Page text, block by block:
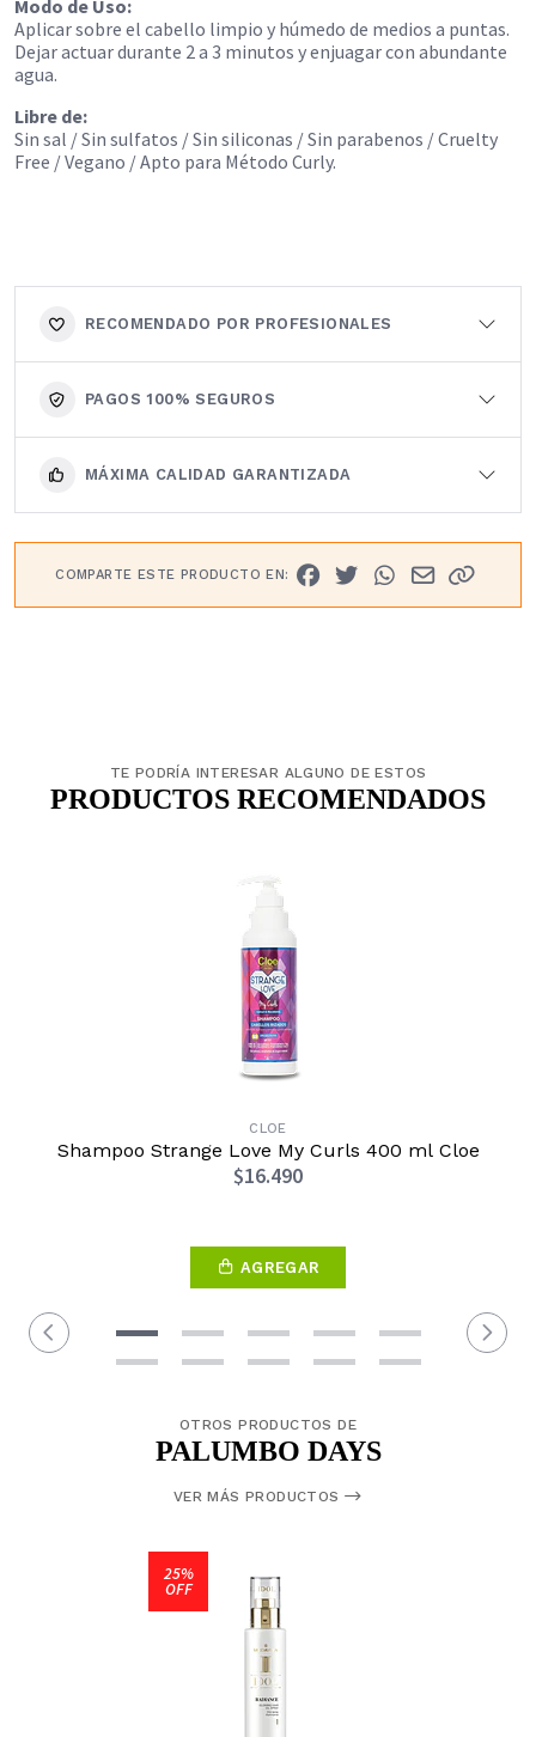
Modo de Uso:
Aplicar sobre el cabello limpio y húmedo de medios a puntas.
Dejar actuar durante 2 a 3 minutos y enjuagar con abundante
agua.
Libre de:
Sin sal / Sin sulfatos / Sin siliconas / Sin parabenos / Cruelty
Free / Vegano / Apto para Método Curly.
RECOMENDADO POR PROFESIONALES
PAGOS 100% SEGUROS
MÁXIMA CALIDAD GARANTIZADA
COMPARTE ESTE PRODUCTO EN:
TE PODRÍA INTERESAR ALGUNO DE ESTOS
PRODUCTOS RECOMENDADOS
CLOE
Shampoo Strange Love My Curls 400 ml Cloe
$16.490
AGREGAR
OTROS PRODUCTOS DE
PALUMBO DAYS
VER MÁS PRODUCTOS
25%
OFF